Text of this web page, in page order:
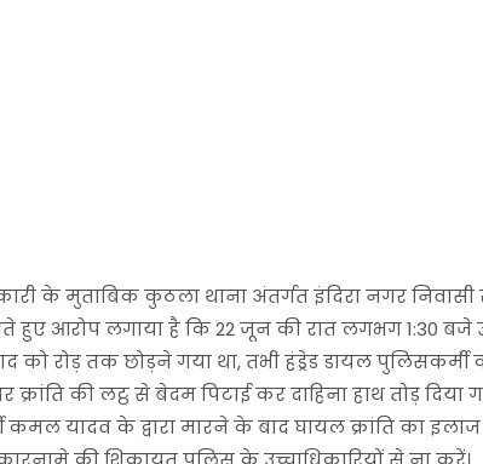
के मुताबिक कुठला थाना अंतर्गत इंदिरा नगर
हुए आरोप लगाया है कि 22 जून की रात लगभग 1:30 बजे
को रोड़ तक छोड़ने गया था, तभी हंड्रेड डायल
क्रांति की लट्ठ से बेदम पिटाई कर दाहिना हाथ तोड़
कमल यादव के द्वारा मारने के बाद घायल क्रांति का